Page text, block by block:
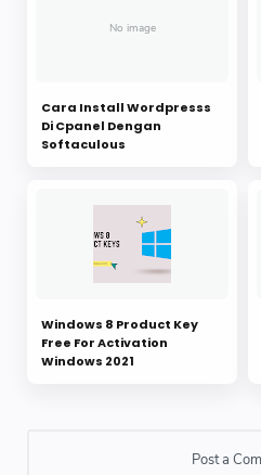
Cara Install Wordpresss
Di Cpanel Dengan
Softaculous
Windows 8 Product Key
Free For Activation
Windows 2021